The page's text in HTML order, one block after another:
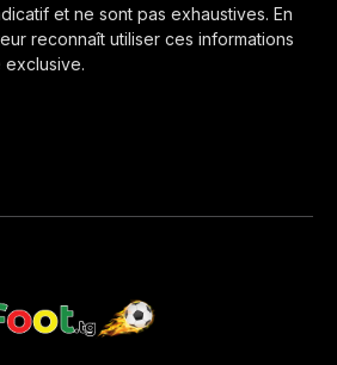
et ne sont pas exhaustives. En
reconnaît utiliser ces informations
exclusive.